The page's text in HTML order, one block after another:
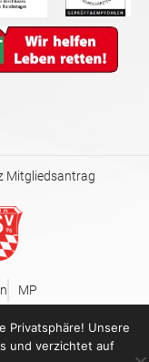
Mitgliedsantrag
MP
Privatsphäre! Unsere
und verzichtet auf